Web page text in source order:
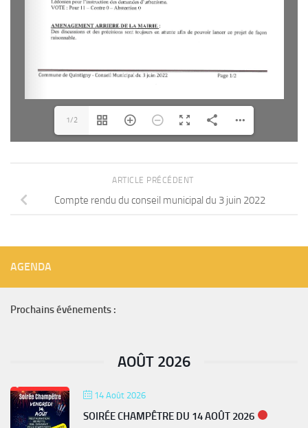
1/2
ARTICLE PRÉCÉDENT
Compte rendu du conseil municipal du 3 juin 2022
AGENDA
Prochains événements :
AOÛT 2026
14 Août 2026
SOIRÉE CHAMPÊTRE DU 14 AOÛT 2026